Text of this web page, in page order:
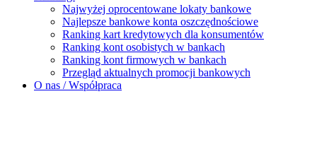
Najwyżej oprocentowane lokaty bankowe
Najlepsze bankowe konta oszczędnościowe
Ranking kart kredytowych dla konsumentów
Ranking kont osobistych w bankach
Ranking kont firmowych w bankach
Przegląd aktualnych promocji bankowych
O nas / Współpraca